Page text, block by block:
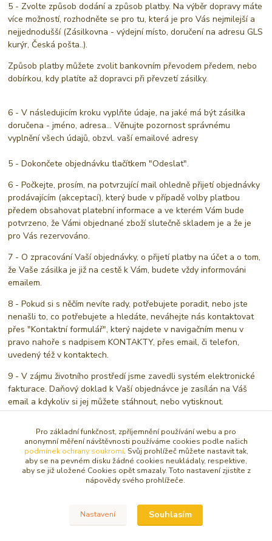
5 - Zvolte způsob dodání a způsob platby. Na výběr dopravy máte
více možností, rozhodněte se pro tu, která je pro Vás nejmilejší a
nejjednodušší (Zásilkovna - výdejní místo, doručení na adresu GLS
kurýr, Česká pošta..).
Způsob platby můžete zvolit bankovním převodem předem, nebo
dobírkou, kdy platíte až dopravci při převzetí zásilky.
6 - V následujicím kroku vyplňte údaje, na jaké má být zásilka
doručena - jméno, adresa... Věnujte pozornost správnému
vyplnění všech údajů, obzvl. vaší emailové adresy
5 - Dokončete objednávku tlačítkem "Odeslat".
6 - Počkejte, prosím, na potvrzující mail ohledně přijetí objednávky
prodávajícím (akceptací), který bude v případě volby platbou
předem obsahovat platební informace a ve kterém Vám bude
potvrzeno, že Vámi objednané zboží slutečně skladem je a že je
pro Vás rezervováno.
7 - O zpracování Vaší objednávky, o přijetí platby na účet a o tom,
že Vaše zásilka je již na cestě k Vám, budete vždy informováni
emailem.
8 - Pokud si s něčím nevíte rady, potřebujete poradit, nebo jste
nenašli to, co potřebujete a hledáte, neváhejte nás kontaktovat
přes "Kontaktní formulář", který najdete v navigačním menu v
pravo nahoře s nadpisem KONTAKTY, přes email, či telefon,
uvedený též v kontaktech.
9 - V zájmu životního prostředí jsme zavedli systém elektronické
fakturace. Daňový doklad k Vaší objednávce je zasílán na Váš
email a kdykoliv si jej můžete stáhnout, nebo vytisknout.
Děkujeme a přejeme krásné a pohodové dny
Váš obchod Caracasa Atelier
Pro základní funkčnost, zpříjemnění používání webu a pro
anonymní měření návštěvnosti používáme cookies podle našich
podmínek ochrany soukromí. Svůj prohlížeč můžete nastavit tak,
aby se na pevném disku žádné cookies neukládaly, respektive,
aby se již uložené Cookies opět smazaly. Toto nastavení zjistíte z
nápovědy svého prohlížeče.
Nastavení Souhlasím